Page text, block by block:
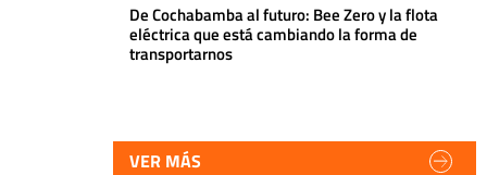
De Cochabamba al futuro: Bee Zero y la flota
eléctrica que está cambiando la forma de
transportarnos
VER MÁS